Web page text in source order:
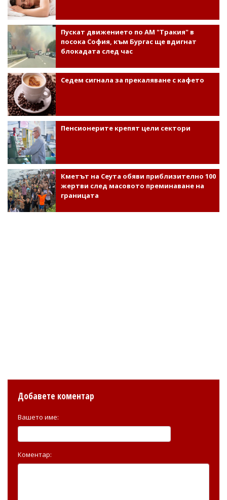
Пускат движението по АМ "Тракия" в
посока София, към Бургас ще вдигнат
блокадата след час
Седем сигнала за прекаляване с кафето
Пенсионерите крепят цели сектори
Кметът на Сеута обяви приблизително 100
жертви след масовото преминаване на
границата
Добавете коментар
Вашето име:
Коментар: